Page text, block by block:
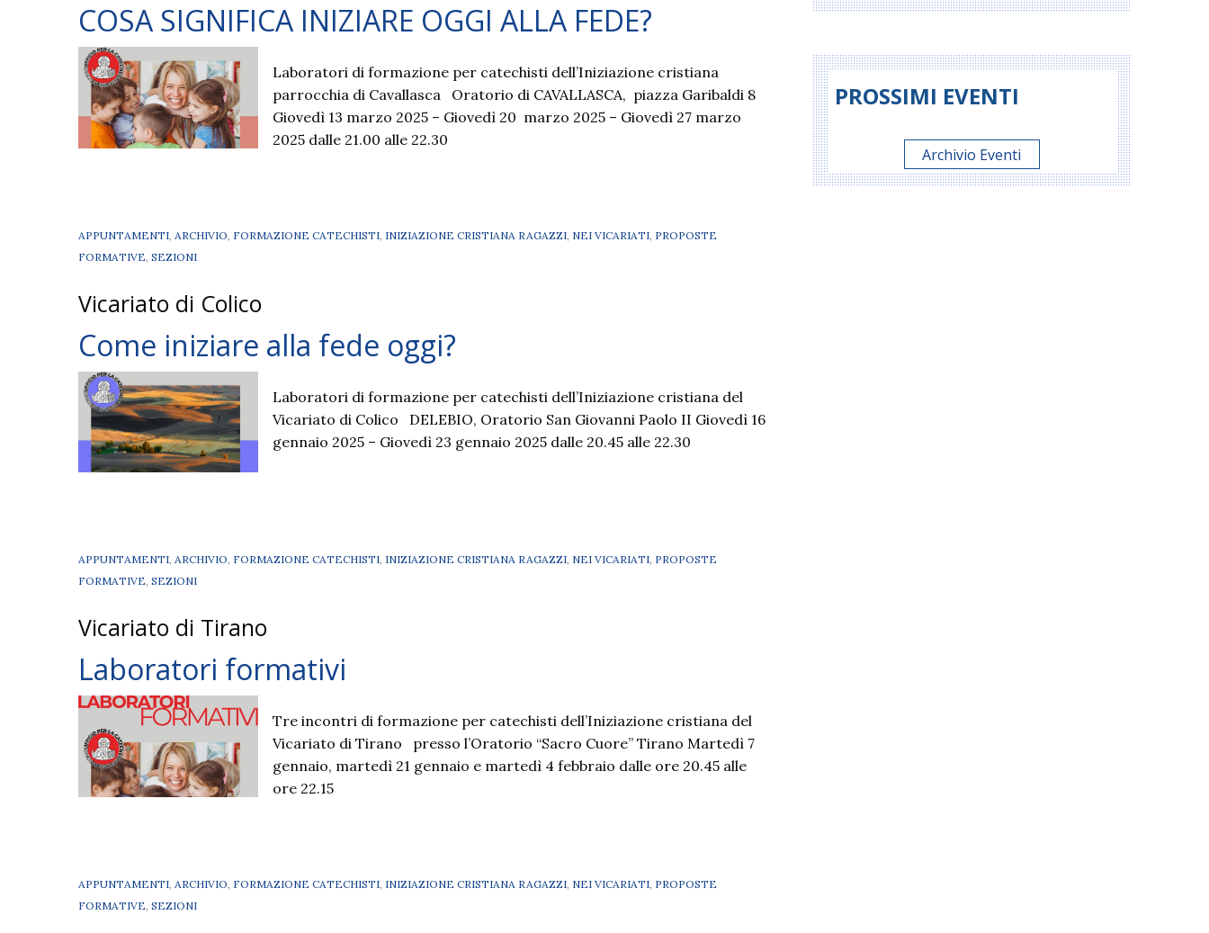
COSA SIGNIFICA INIZIARE OGGI ALLA FEDE?
Laboratori di formazione per catechisti dell’Iniziazione cristiana
parrocchia di Cavallasca Oratorio di CAVALLASCA, piazza Garibaldi 8
Giovedì 13 marzo 2025 – Giovedì 20 marzo 2025 – Giovedì 27 marzo
2025 dalle 21.00 alle 22.30
APPUNTAMENTI ARCHIVIO FORMAZIONE CATECHISTI INIZIAZIONE CRISTIANA RAGAZZI NEI VICARIATI PROPOSTE
FORMATIVE SEZIONI
Vicariato di Colico
Come iniziare alla fede oggi?
Laboratori di formazione per catechisti dell’Iniziazione cristiana del
Vicariato di Colico DELEBIO, Oratorio San Giovanni Paolo II Giovedì 16
gennaio 2025 – Giovedì 23 gennaio 2025 dalle 20.45 alle 22.30
APPUNTAMENTI, ARCHIVIO, FORMAZIONE CATECHISTI, INIZIAZIONE CRISTIANA RAGAZZI, NEI VICARIATI, PROPOSTE
FORMATIVE, SEZIONI
Vicariato di Tirano
Laboratori formativi
Tre incontri di formazione per catechisti dell’Iniziazione cristiana del
Vicariato di Tirano presso l’Oratorio “Sacro Cuore” Tirano Martedì 7
gennaio, martedì 21 gennaio e martedì 4 febbraio dalle ore 20.45 alle
ore 22.15
APPUNTAMENTI ARCHIVIO FORMAZIONE CATECHISTI INIZIAZIONE CRISTIANA RAGAZZI NEI VICARIATI PROPOSTE
FORMATIVE SEZIONI
PROSSIMI EVENTI
Archivio Eventi